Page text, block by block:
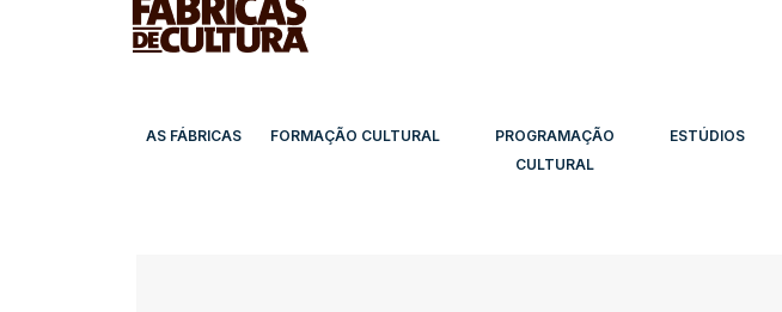
AS FÁBRICAS FORMAÇÃO CULTURAL
PROGRAMAÇÃO
CULTURAL
ESTÚDIOS